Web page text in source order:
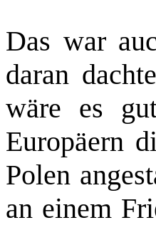
Das war
daran
wäre es
Europäern
Polen
an einem